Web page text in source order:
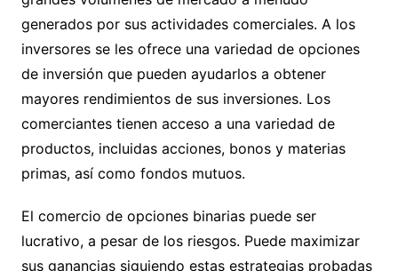
generados por sus actividades comerciales. A los
inversores se les ofrece una variedad de opciones
de inversión que pueden ayudarlos a obtener
mayores rendimientos de sus inversiones. Los
comerciantes tienen acceso a una variedad de
productos, incluidas acciones, bonos y materias
primas, así como fondos mutuos.
El comercio de opciones binarias puede ser
lucrativo, a pesar de los riesgos. Puede maximizar
sus ganancias siguiendo estas estrategias probadas